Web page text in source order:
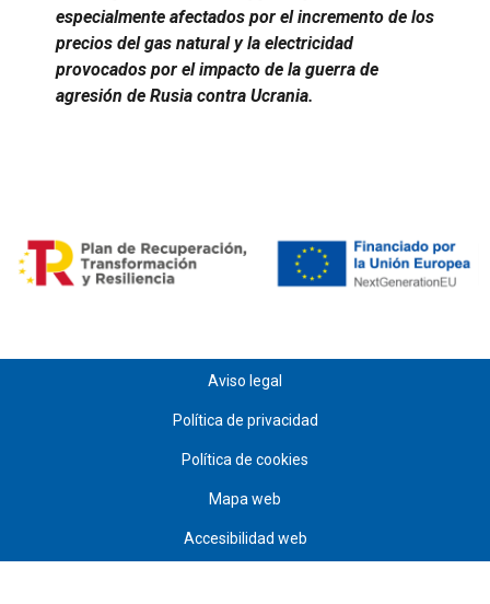
especialmente afectados por el incremento de los
precios del gas natural y la electricidad
provocados por el impacto de la guerra de
agresión de Rusia contra Ucrania.
Aviso legal
Política de privacidad
Política de cookies
Mapa web
Accesibilidad web